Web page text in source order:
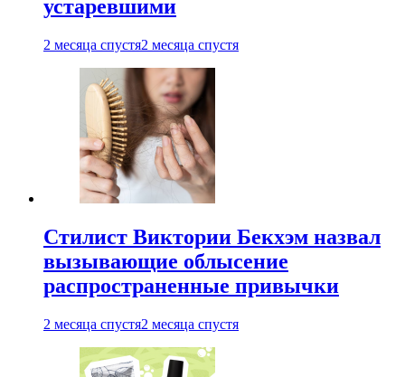
устаревшими
2 месяца спустя2 месяца спустя
Стилист Виктории Бекхэм назвал
вызывающие облысение
распространенные привычки
2 месяца спустя2 месяца спустя